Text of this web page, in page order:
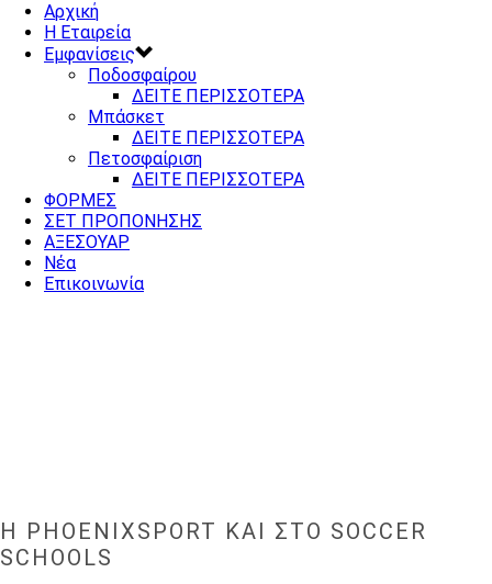
Αρχική
Η Εταιρεία
Εμφανίσεις
Ποδοσφαίρου
ΔΕΙΤΕ ΠΕΡΙΣΣΟΤΕΡΑ
Μπάσκετ
ΔΕΙΤΕ ΠΕΡΙΣΣΟΤΕΡΑ
Πετοσφαίριση
ΔΕΙΤΕ ΠΕΡΙΣΣΟΤΕΡΑ
ΦΟΡΜΕΣ
ΣΕΤ ΠΡΟΠΟΝΗΣΗΣ
ΑΞΕΣΟΥΑΡ
Νέα
Επικοινωνία
Η PHOENIXSPORT ΚΑΙ ΣΤΟ SOCCER
SCHOOLS